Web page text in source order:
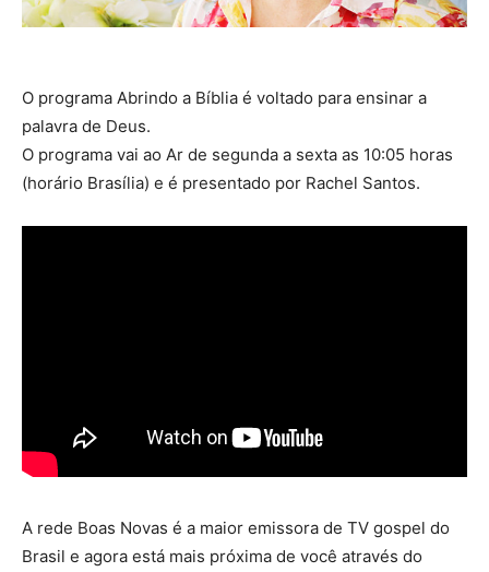
O programa Abrindo a Bíblia é voltado para ensinar a
palavra de Deus.
O programa vai ao Ar de segunda a sexta as 10:05 horas
(horário Brasília) e é presentado por Rachel Santos.
A rede Boas Novas é a maior emissora de TV gospel do
Brasil e agora está mais próxima de você através do